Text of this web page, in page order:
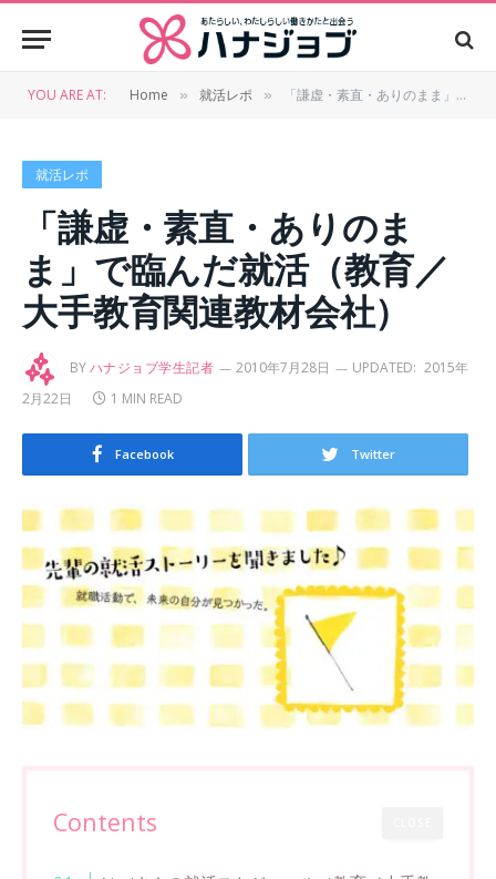
YOU ARE AT: Home » 就活レポ » 「謙虚・素直・ありのまま」で臨んだ就活（教育／大手教育関連教材会社）
就活レポ
「謙虚・素直・ありのま
ま」で臨んだ就活（教育／
大手教育関連教材会社）
BYハナジョブ学生記者 2010年7月28日 UPDATED: 2015年
2月22日
1 MIN READ
Facebook Twitter
Contents